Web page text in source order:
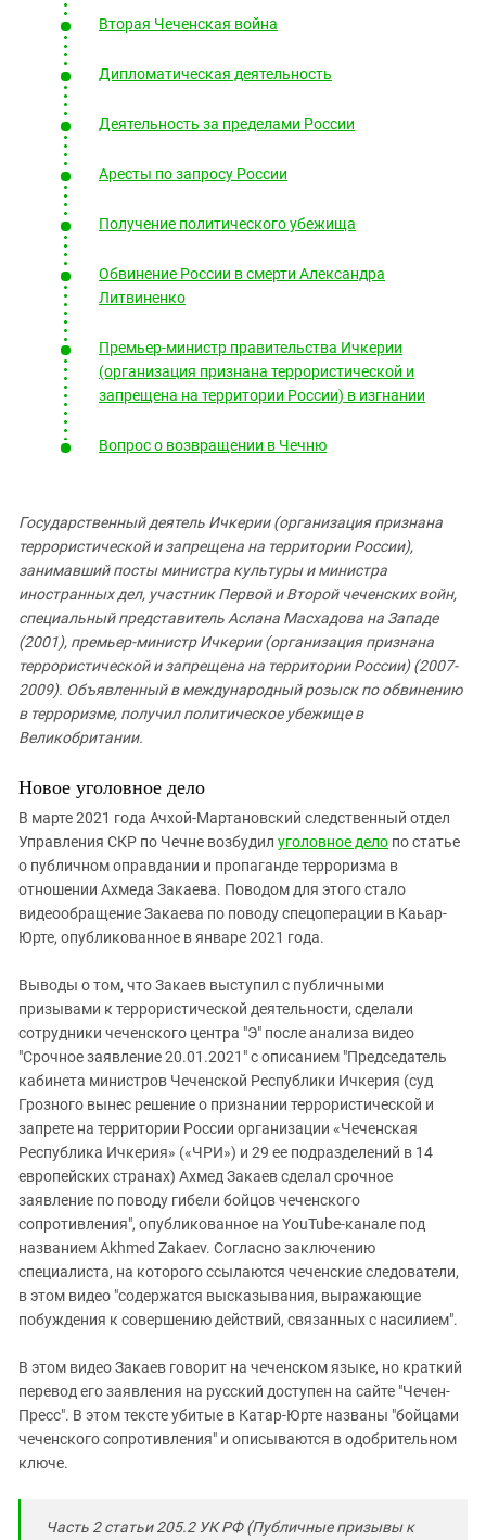
ЮФО
Вторая Чеченская война
Дипломатическая деятельность
Деятельность за пределами России
Аресты по запросу России
Получение политического убежища
Обвинение России в смерти Александра
Литвиненко
Премьер-министр правительства Ичкерии
(организация признана террористической и
запрещена на территории России) в изгнании
Вопрос о возвращении в Чечню
Государственный деятель Ичкерии (организация признана
террористической и запрещена на территории России),
занимавший посты министра культуры и министра
иностранных дел, участник Первой и Второй чеченских войн,
специальный представитель Аслана Масхадова на Западе
(2001), премьер-министр Ичкерии (организация признана
террористической и запрещена на территории России) (2007-
2009). Объявленный в международный розыск по обвинению
в терроризме, получил политическое убежище в
Великобритании.
Новое уголовное дело
В марте 2021 года Ачхой-Мартановский следственный отдел
Управления СКР по Чечне возбудил уголовное дело по статье
о публичном оправдании и пропаганде терроризма в
отношении Ахмеда Закаева. Поводом для этого стало
видеообращение Закаева по поводу спецоперации в Каьар-
Юрте, опубликованное в январе 2021 года.
Выводы о том, что Закаев выступил с публичными
призывами к террористической деятельности, сделали
сотрудники чеченского центра "Э" после анализа видео
"Срочное заявление 20.01.2021" с описанием "Председатель
кабинета министров Чеченской Республики Ичкерия (суд
Грозного вынес решение о признании террористической и
запрете на территории России организации «Чеченская
Республика Ичкерия» («ЧРИ») и 29 ее подразделений в 14
европейских странах) Ахмед Закаев сделал срочное
заявление по поводу гибели бойцов чеченского
сопротивления", опубликованное на YouTube-канале под
названием Akhmed Zakaev. Согласно заключению
специалиста, на которого ссылаются чеченские следователи,
в этом видео "содержатся высказывания, выражающие
побуждения к совершению действий, связанных с насилием".
В этом видео Закаев говорит на чеченском языке, но краткий
перевод его заявления на русский доступен на сайте "Чечен-
Пресс". В этом тексте убитые в Катар-Юрте названы "бойцами
чеченского сопротивления" и описываются в одобрительном
ключе.
Часть 2 статьи 205.2 УК РФ (Публичные призывы к